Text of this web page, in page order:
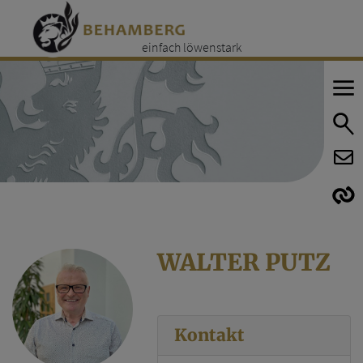
einfach löwenstark
WALTER PUTZ
Kontakt